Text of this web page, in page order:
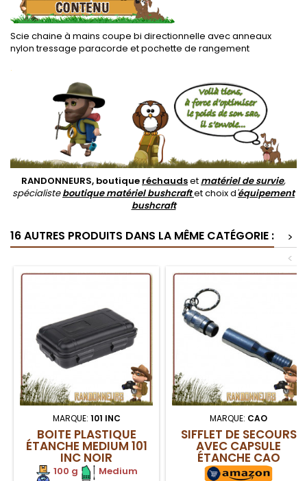
Scie chaine à mains coupe bi directionnelle avec anneaux
nylon tressage paracorde et pochette de rangement
.
RANDONNEURS, boutique réchaudset matériel de survie,
spécialisteboutique matériel bushcraftet choix déquipement
bushcraft
16 AUTRES PRODUITS DANS LA MÊME CATÉGORIE :
>
<
MARQUE: 101 INC
BOITE PLASTIQUE
ÉTANCHE MEDIUM 101
INC NOIR
100 g
Medium
MARQUE: CAO
SIFFLET DE SECOURS
AVEC CAPSULE
ÉTANCHE CAO